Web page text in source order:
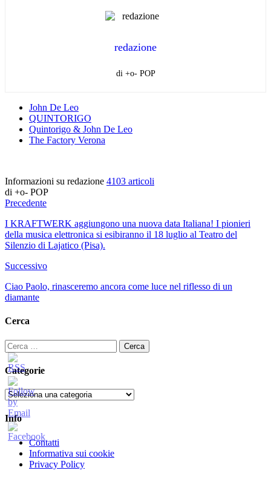
redazione
di +o- POP
John De Leo
QUINTORIGO
Quintorigo & John De Leo
The Factory Verona
Informazioni su redazione 4103 articoli
di +o- POP
Precedente
I KRAFTWERK aggiungono una nuova data Italiana! I pionieri
della musica elettronica si esibiranno il 18 luglio al Teatro del
Silenzio di Lajatico (Pisa).
Successivo
Ciao Paolo, rinasceremo ancora come luce nel riflesso di un
diamante
Cerca
Ricerca
per:
Categorie
Categorie
Info
Contatti
Informativa sui cookie
Privacy Policy